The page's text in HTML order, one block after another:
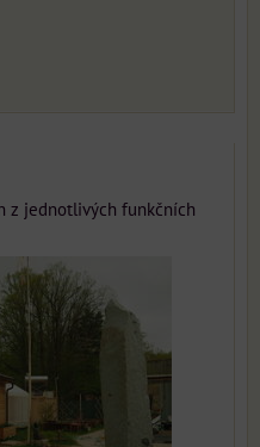
z jednotlivých funkčních